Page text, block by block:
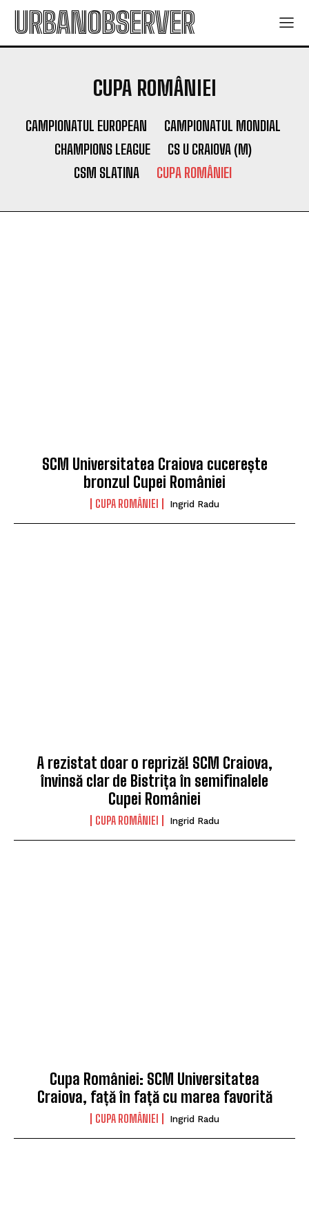
URBANOBSERVER
CUPA ROMÂNIEI
CAMPIONATUL EUROPEAN
CAMPIONATUL MONDIAL
CHAMPIONS LEAGUE
CS U CRAIOVA (M)
CSM SLATINA
CUPA ROMÂNIEI
SCM Universitatea Craiova cucerește
bronzul Cupei României
CUPA ROMÂNIEI Ingrid Radu
A rezistat doar o repriză! SCM Craiova,
învinsă clar de Bistrița în semifinalele
Cupei României
CUPA ROMÂNIEI Ingrid Radu
Cupa României: SCM Universitatea
Craiova, față în față cu marea favorită
CUPA ROMÂNIEI Ingrid Radu